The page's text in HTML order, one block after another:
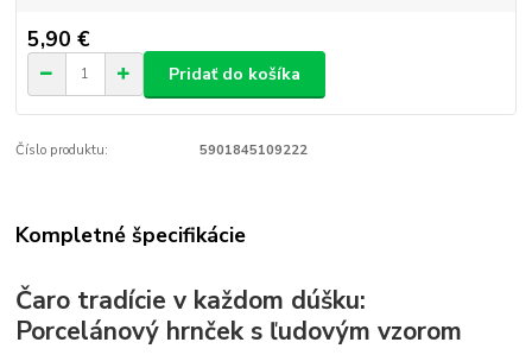
5,90 €
Pridať do košíka
Číslo produktu: 5901845109222
Kompletné špecifikácie
Čaro tradície v každom dúšku:
Porcelánový hrnček s ľudovým vzorom